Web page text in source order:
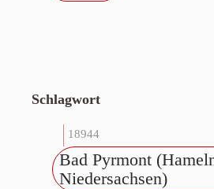
Schlagwort
18944
Bad Pyrmont
Niedersachsen)